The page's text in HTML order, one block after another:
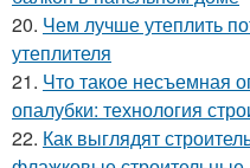
20. Чем лучше утеплить
утеплителя
21. Что такое несъемная
опалубки: технология
22. Как выглядят